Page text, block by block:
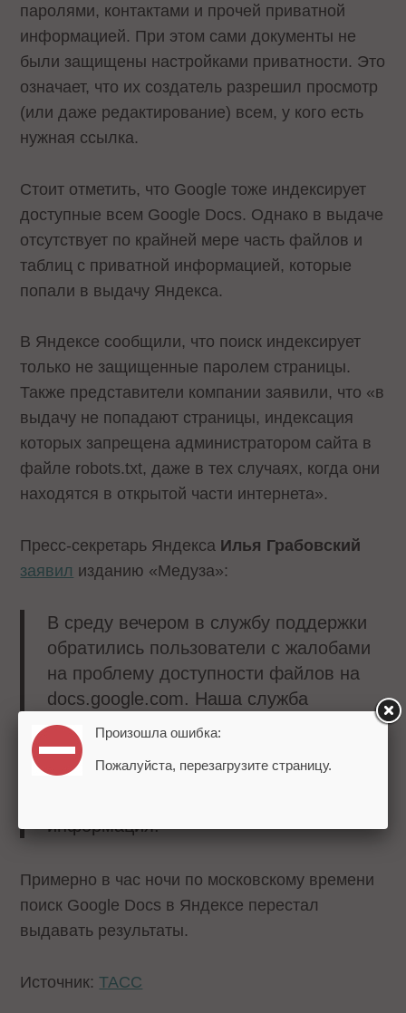
паролями, контактами и прочей приватной
информацией. При этом сами документы не
были защищены настройками приватности. Это
означает, что их создатель разрешил просмотр
(или даже редактирование) всем, у кого есть
нужная ссылка.
Стоит отметить, что Google тоже индексирует
доступные всем Google Docs. Однако в выдаче
отсутствует по крайней мере часть файлов и
таблиц с приватной информацией, которые
попали в выдачу Яндекса.
В Яндексе сообщили, что поиск индексирует
только не защищенные паролем страницы.
Также представители компании заявили, что «в
выдачу не попадают страницы, индексация
которых запрещена администратором сайта в
файле robots.txt, даже в тех случаях, когда они
находятся в открытой части интернета».
Пресс-секретарь Яндекса Илья Грабовский
заявил изданию «Медуза»:
В среду вечером в службу поддержки
обратились пользователи с жалобами
на проблему доступности файлов на
docs.google.com. Наша служба
безопасности связывается сейчас с
коллегами из Google, чтобы обратить
их внимание на то, что в этих файлах
информация.
Примерно в час ночи по московскому времени
поиск Google Docs в Яндексе перестал
выдавать результаты.
Источник:ТАСС
Произошла ошибка:
Пожалуйста, перезагрузите страницу.